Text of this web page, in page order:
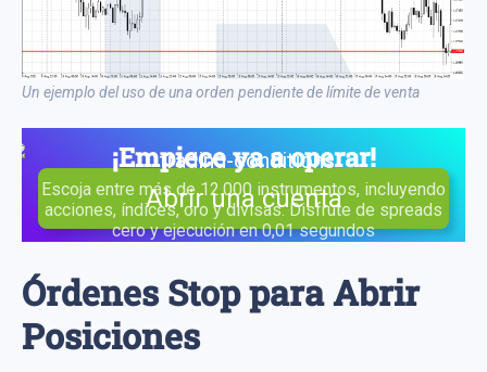
Un ejemplo del uso de una orden pendiente de límite de venta
¡Empiece ya a operar!
Escoja entre más de 12.000 instrumentos, incluyendo
acciones, índices, oro y divisas. Disfrute de spreads
cero y ejecución en 0,01 segundos
Abrir una cuenta
Órdenes Stop para Abrir
Posiciones